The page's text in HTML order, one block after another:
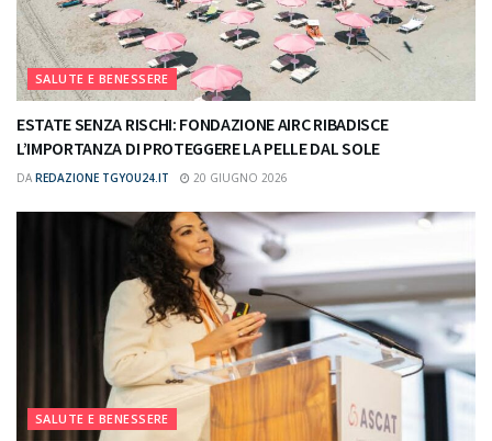
SALUTE E BENESSERE
ESTATE SENZA RISCHI: FONDAZIONE AIRC RIBADISCE
L’IMPORTANZA DI PROTEGGERE LA PELLE DAL SOLE
DA REDAZIONE TGYOU24.IT 20 GIUGNO 2026
SALUTE E BENESSERE